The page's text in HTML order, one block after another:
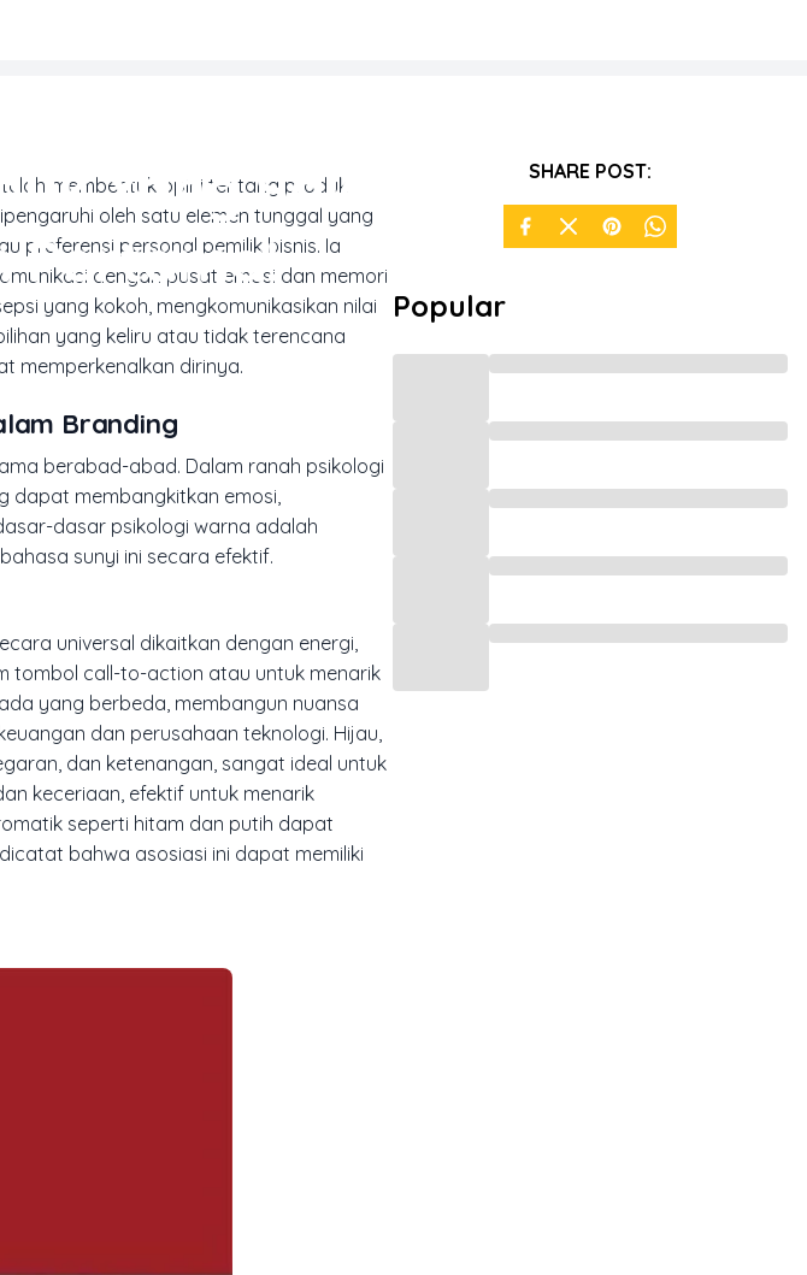
Yang Salah
Pertama!
membentuk opini tentang produk
oleh satu elemen tunggal yang
preferensi personal pemilik bisnis. Ia
dengan pusat emosi dan memori
yang kokoh, mengkomunikasikan nilai
yang keliru atau tidak terencana
memperkenalkan dirinya.
Branding
berabad-abad. Dalam ranah psikologi
dapat membangkitkan emosi,
dasar psikologi warna adalah
sunyi ini secara efektif.
universal dikaitkan dengan energi,
tombol call-to-action atau untuk menarik
yang berbeda, membangun nuansa
dan perusahaan teknologi. Hijau,
dan ketenangan, sangat ideal untuk
keceriaan, efektif untuk menarik
seperti hitam dan putih dapat
bahwa asosiasi ini dapat memiliki
SHARE POST:
Popular